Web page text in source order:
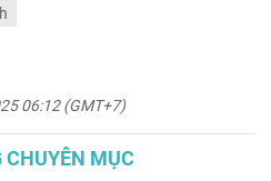
06:12 (GMT+7)
CHUYÊN MỤC